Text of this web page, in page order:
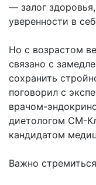
— залог
уверенности в
Но с возрастом
связано с
сохранить
поговорил с
врачом-
диетологом СМ-
кандидатом
Важно